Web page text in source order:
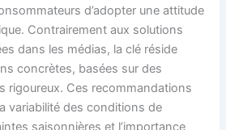
d’adopter une attitude
Contrairement aux solutions
dans les médias, la clé réside
concrètes, basées sur des
rigoureux. Ces recommandations
variabilité des conditions de
saisonnières et l’importance